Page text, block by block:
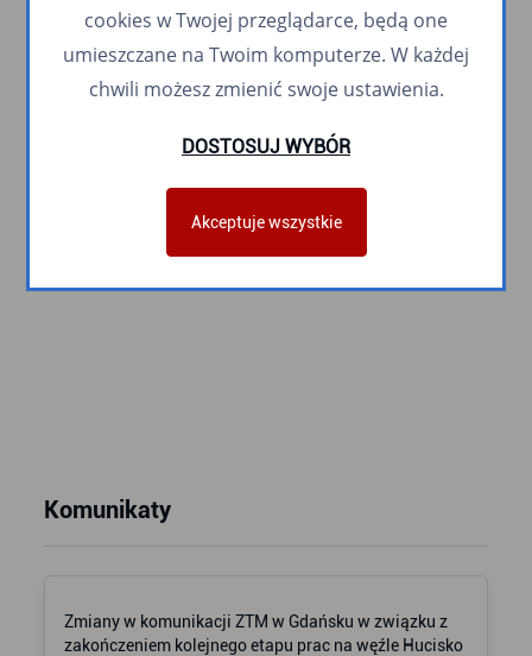
Komunikaty
Zmiany w komunikacji ZTM w Gdańsku w związku z
zakończeniem kolejnego etapu prac na węźle Hucisko
cookies w Twojej przeglądarce, będą one
umieszczane na Twoim komputerze. W każdej
chwili możesz zmienić swoje ustawienia.
DOSTOSUJ WYBÓR
Akceptuje wszystkie